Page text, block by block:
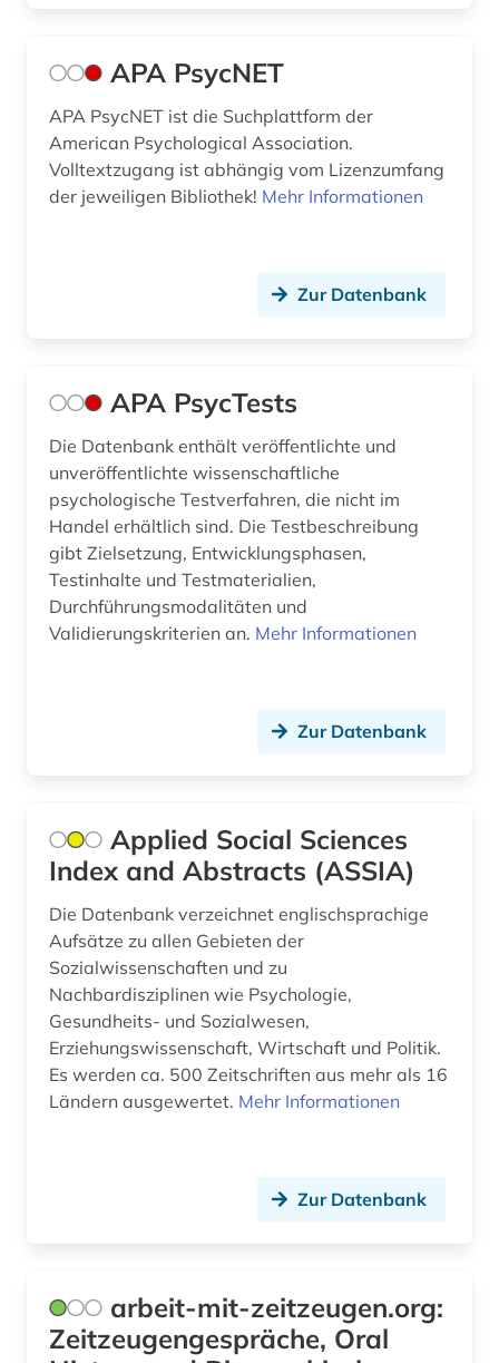
französische revolution (1)
frauen (1)
frauen- und geschlechterforschung (1)
freie wohlfahrtspflege (1)
freilichtmuseum (1)
fröbel (1)
frühförderung (1)
frühpädagogik (2)
gender studies (3)
generative ki (1)
geografie (3)
geographie (1)
gerontologie (2)
geschichte (16)
APA PsycNET
APA PsycNET ist die Suchplattform der
American Psychological Association.
Volltextzugang ist abhängig vom Lizenzumfang
der jeweiligen Bibliothek! Mehr Informationen
Zur Datenbank
APA PsycTests
Die Datenbank enthält veröffentlichte und
unveröffentlichte wissenschaftliche
psychologische Testverfahren, die nicht im
Handel erhältlich sind. Die Testbeschreibung
gibt Zielsetzung, Entwicklungsphasen,
Testinhalte und Testmaterialien,
Durchführungsmodalitäten und
Validierungskriterien an. Mehr Informationen
Zur Datenbank
Applied Social Sciences
Index and Abstracts (ASSIA)
Die Datenbank verzeichnet englischsprachige
Aufsätze zu allen Gebieten der
Sozialwissenschaften und zu
Nachbardisziplinen wie Psychologie,
Gesundheits- und Sozialwesen,
Erziehungswissenschaft, Wirtschaft und Politik.
Es werden ca. 500 Zeitschriften aus mehr als 16
Ländern ausgewertet. Mehr Informationen
Zur Datenbank
arbeit-mit-zeitzeugen.org:
Zeitzeugengespräche, Oral